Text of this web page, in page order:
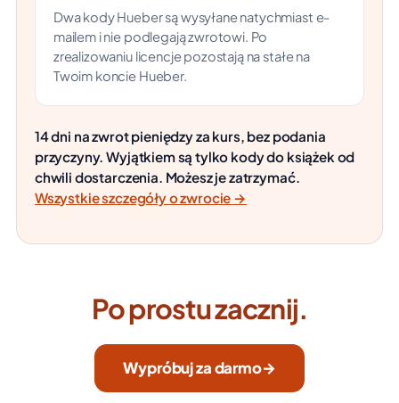
Dwa kody Hueber są wysyłane natychmiast e-
mailem i nie podlegają zwrotowi. Po
zrealizowaniu licencje pozostają na stałe na
Twoim koncie Hueber.
14 dni na zwrot pieniędzy za kurs, bez podania
przyczyny. Wyjątkiem są tylko kody do książek od
chwili dostarczenia. Możesz je zatrzymać.
Wszystkie szczegóły o zwrocie →
Po prostu zacznij.
Wypróbuj za darmo→